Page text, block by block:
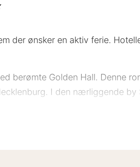
der ønsker en aktiv ferie.
berømte Golden Hall. Denne
I den nærliggende by